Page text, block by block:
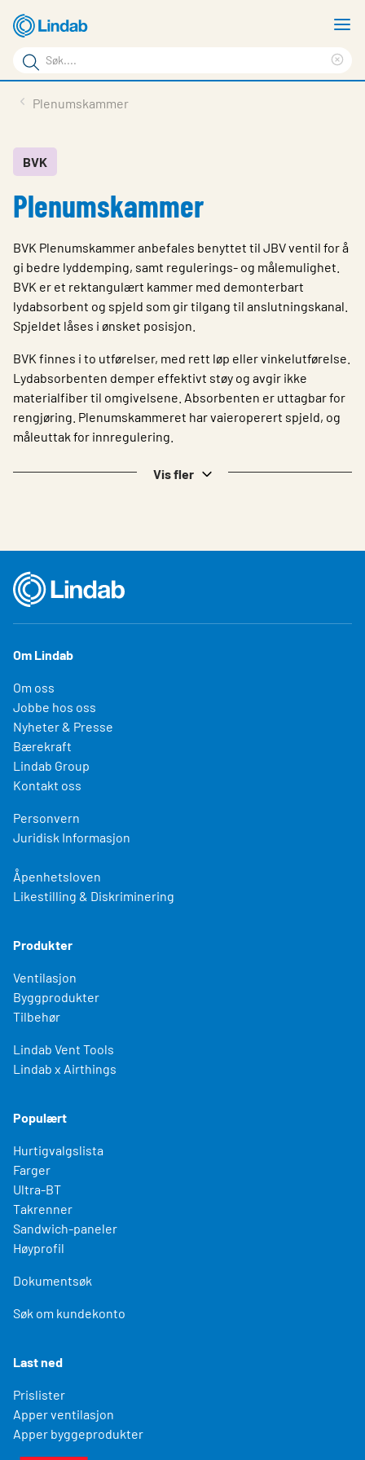
hovedinnhold
Søkeord
Søk
på
Last ned
Om Lindab
Kontakt oss
Choose languge
Plenumskammer
BVK
Plenumskammer
BVK Plenumskammer anbefales benyttet til JBV ventil for å
gi bedre lyddemping, samt regulerings- og målemulighet.
BVK er et rektangulært kammer med demonterbart
lydabsorbent og spjeld som gir tilgang til anslutningskanal.
Spjeldet låses i ønsket posisjon.
BVK finnes i to utførelser, med rett løp eller vinkelutførelse.
Lydabsorbenten demper effektivt støy og avgir ikke
materialfiber til omgivelsene. Absorbenten er uttagbar for
rengjøring. Plenumskammeret har vaieroperert spjeld, og
måleuttak for innregulering.
Vis fler
Om Lindab
Om oss
Jobbe hos oss
Nyheter & Presse
Bærekraft
Lindab Group
Kontakt oss
Personvern
Juridisk Informasjon
Åpenhetsloven
Likestilling & Diskriminering
Produkter
Ventilasjon
Byggprodukter
Tilbehør
Lindab Vent Tools
Lindab x Airthings
Populært
Hurtigvalgslista
Farger
Ultra-BT
Takrenner
Sandwich-paneler
Høyprofil
Dokumentsøk
Søk om kundekonto
Last ned
Prislister
Apper ventilasjon
Apper byggeprodukter